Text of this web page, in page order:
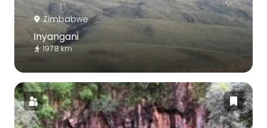
Zimbabwe
Inyangani
197.8 km